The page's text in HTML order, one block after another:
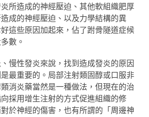
所造成的神經壓迫、其他軟組織肥厚
成的神經壓迫、以及力學結構的異
這些原因加起來，佔了跗骨隧道症候
數。
慢性發炎來說，找到造成發炎的原因
最重要的。局部注射類固醇或口服非
消炎藥當然是一種做法，但現在的治
採用增生注射的方式促進組織的修
於神經的傷害，也有所謂的「周邊神